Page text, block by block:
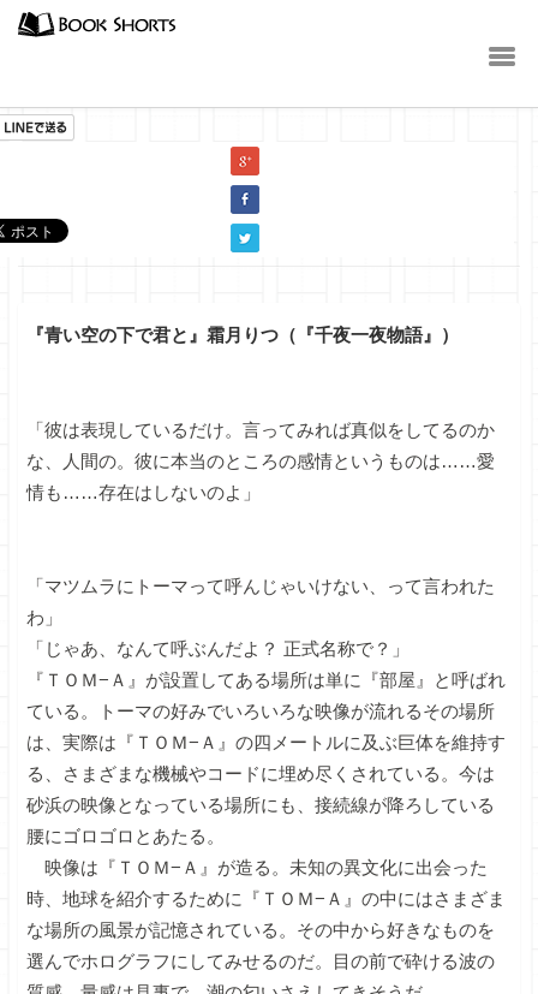
『青い空の下で君と』霜月りつ（『千夜一夜物語』）
「彼は表現しているだけ。言ってみれば真似をしてるのか
な、人間の。彼に本当のところの感情というものは……愛
情も……存在はしないのよ」
「マツムラにトーマって呼んじゃいけない、って言われた
わ」
「じゃあ、なんて呼ぶんだよ？ 正式名称で？」
『ＴＯＭ−Ａ』が設置してある場所は単に『部屋』と呼ばれ
ている。トーマの好みでいろいろな映像が流れるその場所
は、実際は『ＴＯＭ−Ａ』の四メートルに及ぶ巨体を維持す
る、さまざまな機械やコードに埋め尽くされている。今は
砂浜の映像となっている場所にも、接続線が降ろしている
腰にゴロゴロとあたる。
映像は『ＴＯＭ−Ａ』が造る。未知の異文化に出会った
時、地球を紹介するために『ＴＯＭ−Ａ』の中にはさまざま
な場所の風景が記憶されている。その中から好きなものを
選んでホログラフにしてみせるのだ。目の前で砕ける波の